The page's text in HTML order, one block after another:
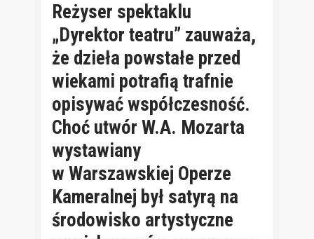
Reżyser spektaklu
„Dyrektor teatru” zauważa,
że dzieła powstałe przed
wiekami potrafią trafnie
opisywać współczesność.
Choć utwór W.A. Mozarta
wystawiany
w Warszawskiej Operze
Kameralnej był satyrą na
środowisko artystyczne